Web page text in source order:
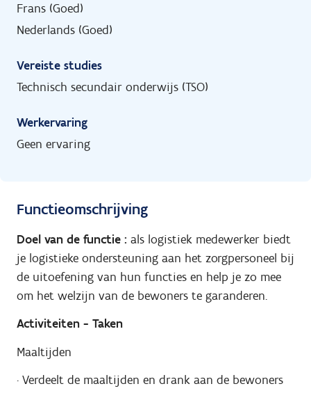
Frans (Goed)
Nederlands (Goed)
Vereiste studies
Technisch secundair onderwijs (TSO)
Werkervaring
Geen ervaring
Functieomschrijving
Doel van de functie : als logistiek medewerker biedt
je logistieke ondersteuning aan het zorgpersoneel bij
de uitoefening van hun functies en help je zo mee
om het welzijn van de bewoners te garanderen.
Activiteiten - Taken
Maaltijden
· Verdeelt de maaltijden en drank aan de bewoners